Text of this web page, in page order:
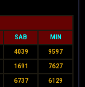
SAB MIN
4039 9597
1691 7627
6737 6129